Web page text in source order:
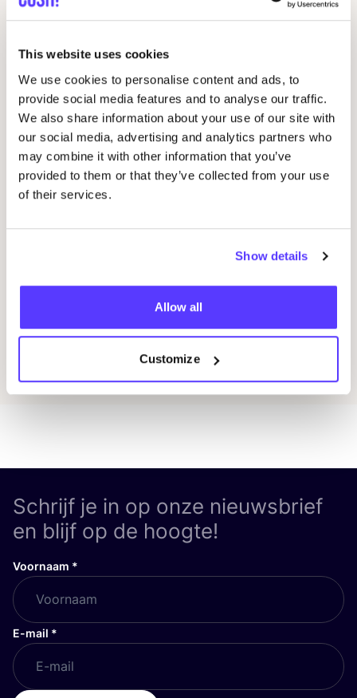
This website uses cookies
We use cookies to personalise content and ads, to
provide social media features and to analyse our traffic.
We also share information about your use of our site with
our social media, advertising and analytics partners who
may combine it with other information that you’ve
provided to them or that they’ve collected from your use
of their services.
Show details
Allow all
Customize
Workshop: Maak Je Eigen Trouwringen
Drongensesteenweg 152, Gent
Ontdek alle evenementen
Schrijf je in op onze nieuwsbrief
en blijf op de hoogte!
Voornaam *
E-mail *